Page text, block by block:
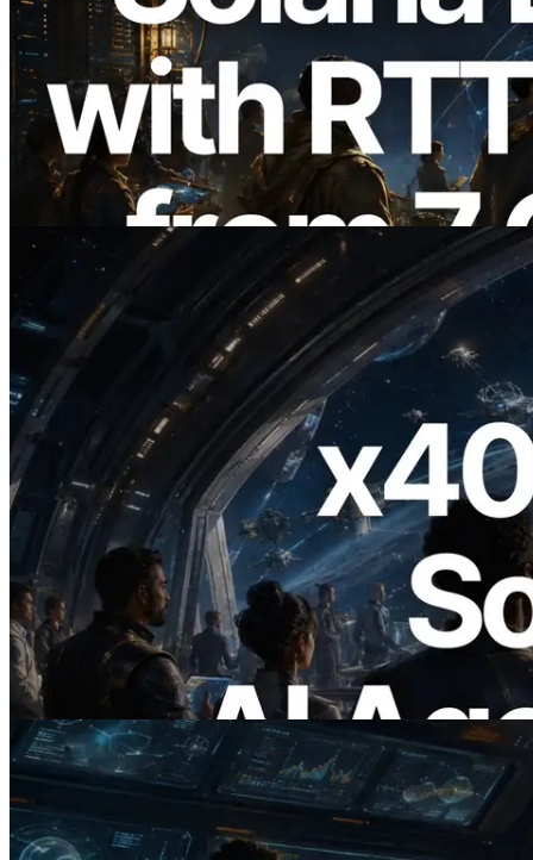
2026.08.05
ERPC, Solana Leader Slot API'yi 7
küresel bölgeden ping ölçümüyle
genişletti — Validators Information API
de yayında
Bu makaleyi oku
2026.07.04
ERPC x402 destekli Solana RPC'yi
yayınladı — AI agent'ların ihtiyaç
duydukları API'ler için anında ödeme
yaptığı dönem
Bu makaleyi oku